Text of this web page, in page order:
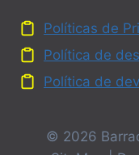
Políticas de
Política de
Política de
© 2026